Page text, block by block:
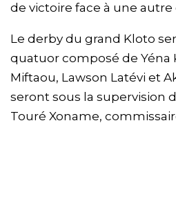
de victoire face à une autre
Le derby du grand Kloto
quatuor composé de Yéna
Miftaou, Lawson Latévi et
seront sous la supervision
Touré Xoname,